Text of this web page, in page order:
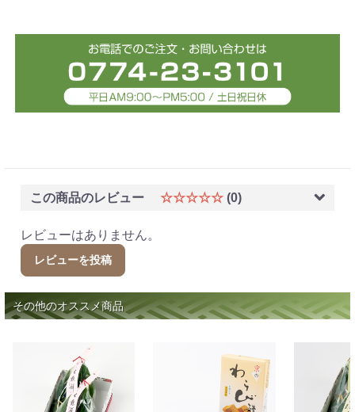
この商品のレビュー ☆☆☆☆☆ (0)
レビューはありません。
レビューを投稿
その他のオススメ商品